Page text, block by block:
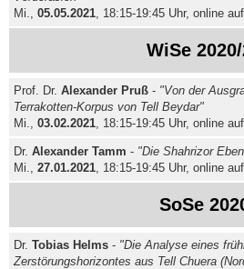
Mi.,05.05.2021 , 18:15-19:45 Uhr, online
WiSe
Prof. Dr.Alexander Pruß - "Von der
Terrakotten-Korpus von Tell Beydar"
Mi.,03.02.2021 , 18:15-19:45 Uhr, online
Dr. Alexander Tamm - "Die Shahrizor
Mi.,27.01.2021 , 18:15-19:45 Uhr, online
SoSe
Dr.Tobias Helms - "Die Analyse eines
Zerstörungshorizontes aus Tell Chuera